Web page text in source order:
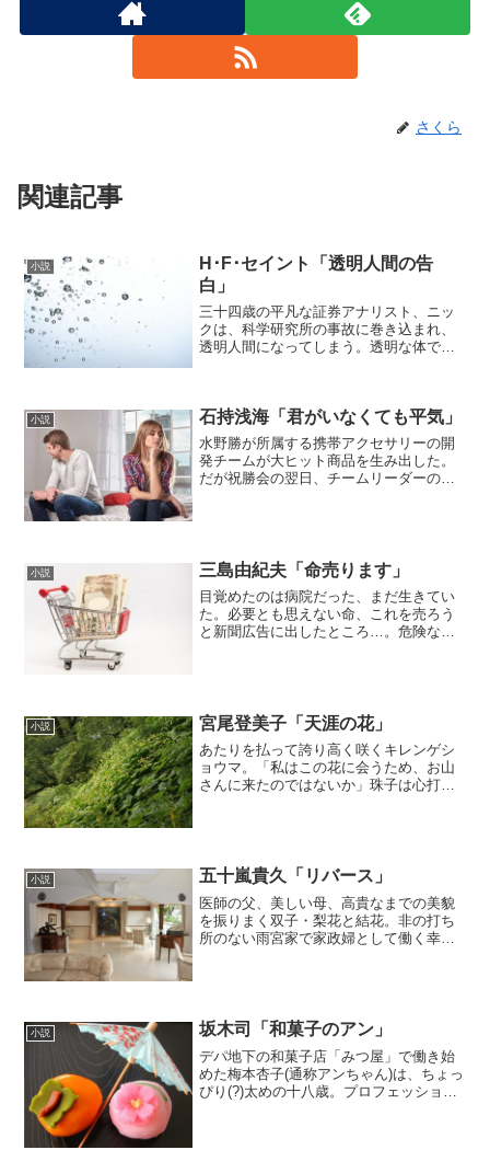
さくら
関連記事
小説
H･F･セイント「透明人間の告
白」
三十四歳の平凡な証券アナリスト、ニッ
クは、科学研究所の事故に巻き込まれ、
透明人間になってしまう。透明な体で食
に…“本の雑誌が選ぶ30年...
小説 石持浅海「君がいなくても平気」
水野勝が所属する携帯アクセサリーの開
発チームが大ヒット商品を生み出した。
だが祝勝会の翌日、チームリーダーの粕
小説 三島由紀夫「命売ります」
目覚めたのは病院だった、まだ生きてい
た。必要とも思えない命、これを売ろう
と新聞広告に出したところ…。危険な目
小説 宮尾登美子「天涯の花」
あたりを払って誇り高く咲くキレンゲシ
ョウマ。「私はこの花に会うため、お山
さんに来たのではないか」珠子は心打た
小説 五十嵐貴久「リバース」
医師の父、美しい母、高貴なまでの美貌
を振りまく双子・梨花と結花。非の打ち
所のない雨宮家で家政婦として働く幸子
小説 坂木司「和菓子のアン」
デパ地下の和菓子店「みつ屋」で働き始
めた梅本杏子(通称アンちゃん)は、ちょっ
ぴり(?)太めの十八歳。プロフェッショナ